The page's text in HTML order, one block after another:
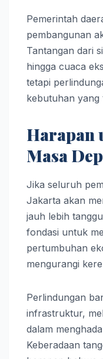
Pemerintah
pembangunan
Tantangan dari
hingga cuaca
tetapi
kebutuhan yang
Harapan
Masa
Jika seluruh
Jakarta akan
jauh lebih
fondasi untuk
pertumbuhan
mengurangi
Perlindungan
infrastruktur,
dalam
Keberadaan